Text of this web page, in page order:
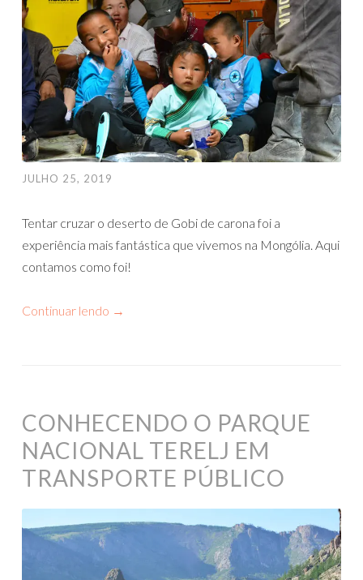
JULHO 25, 2019
Tentar cruzar o deserto de Gobi de carona foi a
experiência mais fantástica que vivemos na Mongólia. Aqui
contamos como foi!
Continuar lendo →
CONHECENDO O PARQUE
NACIONAL TERELJ EM
TRANSPORTE PÚBLICO